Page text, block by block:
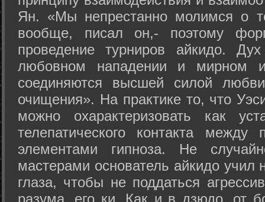
Ян. «Мы непрестанно молимся о
вообще, писал он,- поэтому
проведение турниров айкидо.
любовном нападении и мирном
соединяются высшей силой
очищения». На практике то, что
можно охарактеризовать как
телепатического контакта между
элементами гипноза. Не
мастерами основатель айкидо учил
глаза, чтобы не поддаться
разума, его ки. Как и в дзюдо, от